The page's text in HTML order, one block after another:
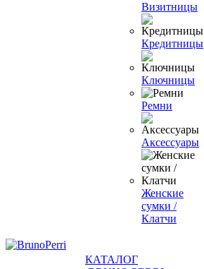
Визитницы
Кредитницы
Ключницы
Ремни
Аксессуары
Женские
сумки /
Клатчи
КАТАЛОГ